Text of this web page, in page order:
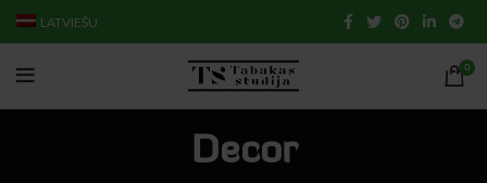
LATVIEŠU
0
Decor